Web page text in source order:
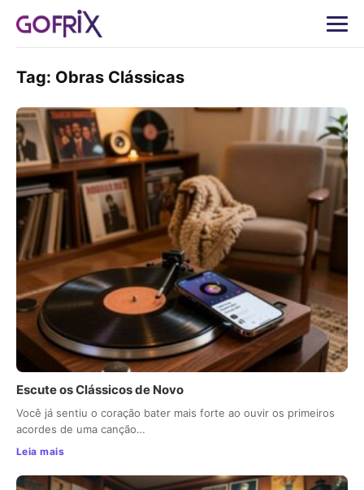
Tag: Obras Clássicas
Escute os Clássicos de Novo
Você já sentiu o coração bater mais forte ao ouvir os primeiros
acordes de uma canção…
Leia mais